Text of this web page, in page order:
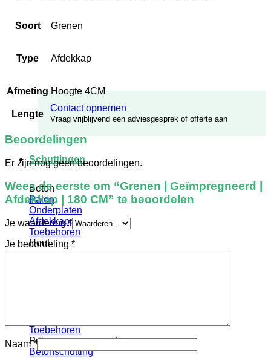
Contact opnemen
Vraag vrijblijvend een adviesgesprek of offerte aan
Schuttingen
Beton
Palen
Onderplaten
Afdekkappen
Toebehoren
Hout
Palen
Toebehoren
Prijsopgave op maat
Betonschutting
Soort Grenen
Type Afdekkap
Afmeting Hoogte 4CM
Lengte
Beoordelingen
Er zijn nog geen beoordelingen.
Wees de eerste om “Grenen | Geïmpregneerd |
Afdekkap | 180 CM” te beoordelen
Je waardering*
Je beoordeling *
Naam*